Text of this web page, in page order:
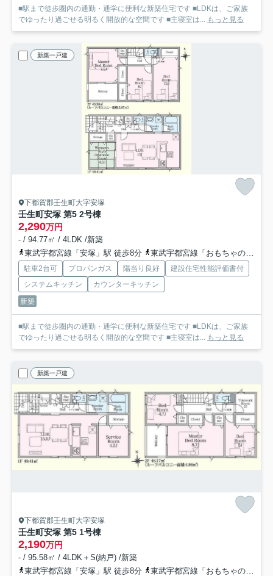
■駅まで徒歩圏内の通勤・通学に便利な新築住宅です ■LDKは、ご家族
でゆったり過ごせる明るく開放的な空間です ■主寝室は... もっと見る
新築一戸建
下都賀郡壬生町大字安塚
壬生町安塚 第5 2号棟
2,290万円
- / 94.77㎡ / 4LDK /新築
東武宇都宮線「安塚」駅 徒歩8分
東武宇都宮線「おもちゃのまち」駅 徒歩26分
駐車2台可 プロパンガス 陽当り良好
建設住宅性能評価書付
システムキッチン
カウンターキッチン
新築
■駅まで徒歩圏内の通勤・通学に便利な新築住宅です ■LDKは、ご家族
でゆったり過ごせる明るく開放的な空間です ■主寝室は... もっと見る
新築一戸建
下都賀郡壬生町大字安塚
壬生町安塚 第5 1号棟
2,190万円
- / 95.58㎡ / 4LDK＋S(納戸) /新築
東武宇都宮線「安塚」駅 徒歩8分
東武宇都宮線「おもちゃのまち」駅 徒歩26分